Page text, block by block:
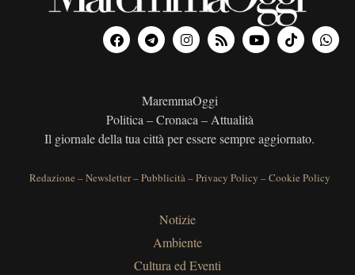
MaremmaOggi
Politica – Cronaca – Attualità
Il giornale della tua città per essere sempre aggiornato.
Redazione –Newsletter–Pubblicità–Privacy Policy –Cookie Policy
Notizie
Ambiente
Cultura ed Eventi